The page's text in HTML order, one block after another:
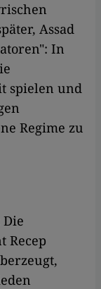
Assad
In
spielen und
Regime zu
Recep